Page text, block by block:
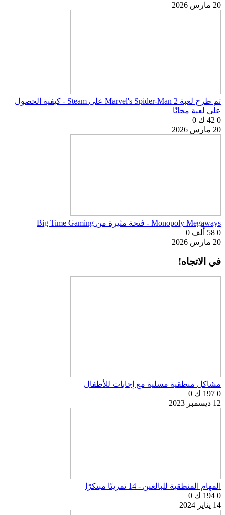
20 مارس 2026
تم طرح لعبة Marvel's Spider-Man 2 على Steam - كيفية الحصول
على لعبة مجانًا
0 42 ك
0
20 مارس 2026
Monopoly Megaways - فتحة مثيرة من Big Time Gaming
0 58 ألف
0
20 مارس 2026
في الاتجاه!
مشاكل منطقية مسلية مع إجابات للأطفال
0 197 ك
0
12 ديسمبر 2023
المهام المنطقية للبالغين - 14 تمرينًا مبتكرًا
0 194 ك
0
14 يناير 2024